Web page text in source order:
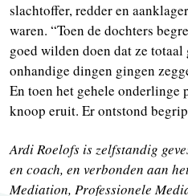
slachtoffer, redder en
waren. “Toen de dochters
goed wilden doen dat ze totaal
onhandige dingen gingen
En toen het gehele onderlinge
knoop eruit. Er ontstond
Ardi Roelofs is zelfstandig
en coach, en verbonden aan
Mediation, Professionele